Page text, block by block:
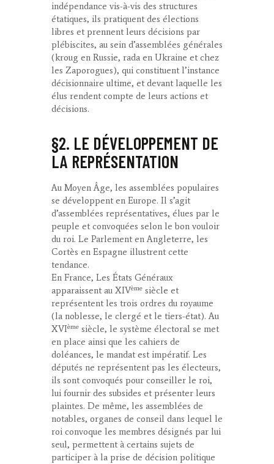
indépendance vis-à-vis des structures
étatiques, ils pratiquent des élections
libres et prennent leurs décisions par
plébiscites, au sein d’assemblées générales
(kroug en Russie, rada en Ukraine et chez
les Zaporogues), qui constituent l’instance
décisionnaire ultime, et devant laquelle les
élus rendent compte de leurs actions et
décisions.
§2. LE DÉVELOPPEMENT DE
LA REPRÉSENTATION
Au Moyen Âge, les assemblées populaires
se développent en Europe. Il s’agit
d’assemblées représentatives, élues par le
peuple et convoquées selon le bon vouloir
du roi. Le Parlement en Angleterre, les
Cortès en Espagne illustrent cette
tendance.
En France, Les États Généraux
apparaissent au XIVème siècle et
représentent les trois ordres du royaume
(la noblesse, le clergé et le tiers-état). Au
XVIème siècle, le système électoral se met
en place ainsi que les cahiers de
doléances, le mandat est impératif. Les
députés ne représentent pas les électeurs,
ils sont convoqués pour conseiller le roi,
lui fournir des subsides et présenter leurs
plaintes. De même, les assemblées de
notables, organes de conseil dans lequel le
roi convoque les membres désignés par lui
seul, permettent à certains sujets de
participer à la prise de décision politique